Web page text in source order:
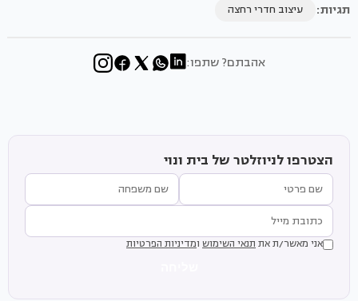
תגיות: עיצוב חדרי רחצה
אהבתם? שתפו:
הצטרפו לניוזלטר של בית ונוי
אני מאשר/ת את תנאי השימוש ומדיניות הפרטיות